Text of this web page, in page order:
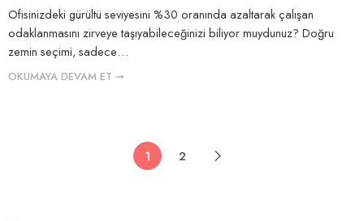
Ofisinizdeki gürültü seviyesini %30 oranında azaltarak çalışan
odaklanmasını zirveye taşıyabileceğinizi biliyor muydunuz? Doğru
zemin seçimi, sadece…
OKUMAYA DEVAM ET ➞
1 2